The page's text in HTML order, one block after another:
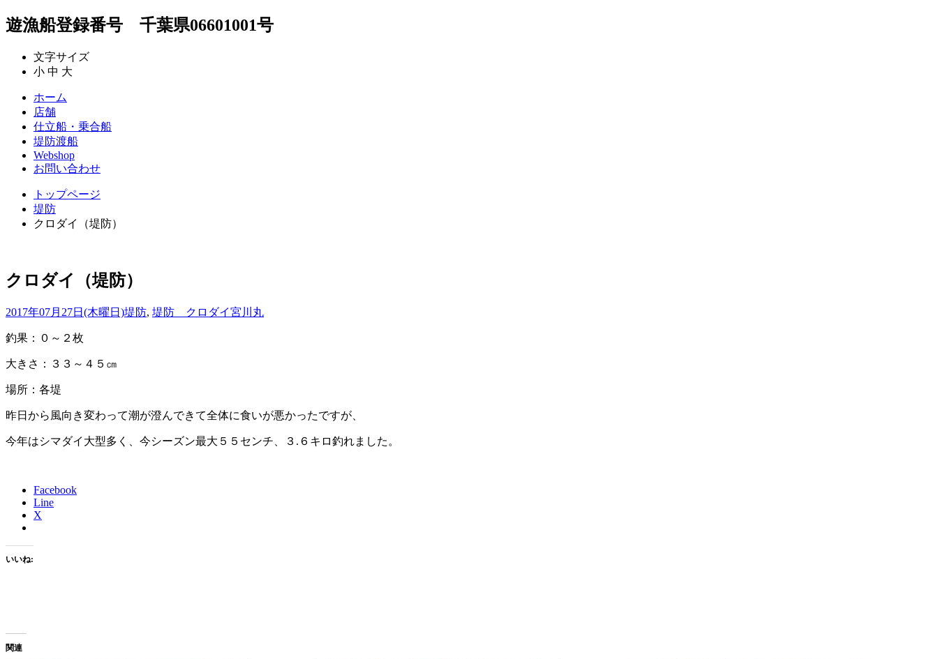
遊漁船登録番号 千葉県06601001号
文字サイズ
小 中 大
ホーム
店舗
仕立船・乗合船
堤防渡船
Webshop
お問い合わせ
トップページ
堤防
クロダイ（堤防）
クロダイ（堤防）
2017年07月27日(木曜日)堤防, 堤防 クロダイ宮川丸
釣果：０～２枚
大きさ：３３～４５㎝
場所：各堤
昨日から風向き変わって潮が澄んできて全体に食いが悪かったですが、
今年はシマダイ大型多く、今シーズン最大５５センチ、３.６キロ釣れました。
Facebook
Line
X
いいね:
関連